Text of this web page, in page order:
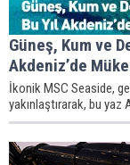
Güneş, Kum ve
Akdeniz’de
İkonik MSC Seaside,
yakınlaştırarak, bu